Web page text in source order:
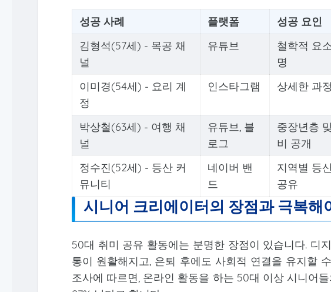
성공 사례 플랫폼 성공 요인
김형석(57세) - 목공 채
널
유튜브
철학적 요
명
이미경(54세) - 요리 계
정
인스타그램 상세한 과
박상철(63세) - 여행 채
널
유튜브, 블
로그
중장년층
비 공개
정수진(52세) - 등산 커
뮤니티
네이버 밴
드
지역별 등
공유
시니어 크리에이터의 장점과 극복해
50대 취미 공유 활동에는 분명한 장점이 있습니다. 디
통이 원활해지고, 은퇴 후에도 사회적 연결을 유지할
조사에 따르면, 온라인 활동을 하는 50대 이상 시니어